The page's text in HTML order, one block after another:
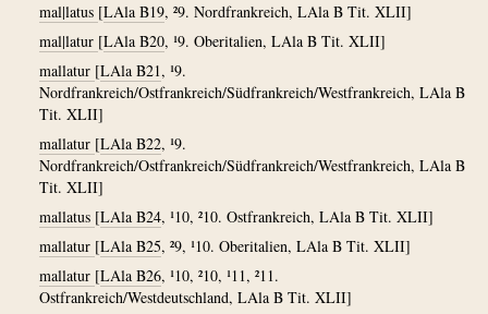
mal|latus [LAla B19, ²9. Nordfrankreich, LAla B Tit. XLII]
mal|latur [LAla B20, ¹9. Oberitalien, LAla B Tit. XLII]
mallatur [LAla B21, ¹9.
Nordfrankreich/Ostfrankreich/Südfrankreich/Westfrankreich, LAla B
Tit. XLII]
mallatur [LAla B22, ¹9.
Nordfrankreich/Ostfrankreich/Südfrankreich/Westfrankreich, LAla B
Tit. XLII]
mallatus [LAla B24, ¹10, ²10. Ostfrankreich, LAla B Tit. XLII]
mallatur [LAla B25, ²9, ¹10. Oberitalien, LAla B Tit. XLII]
mallatur [LAla B26, ¹10, ²10, ¹11, ²11.
Ostfrankreich/Westdeutschland, LAla B Tit. XLII]